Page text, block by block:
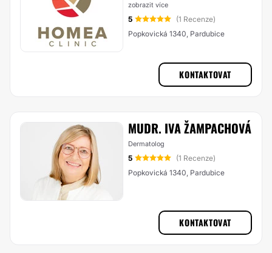
zobrazit více
5
(1 Recenze)
Popkovická 1340, Pardubice
KONTAKTOVAT
MUDR. IVA ŽAMPACHOVÁ
Dermatolog
5
(1 Recenze)
Popkovická 1340, Pardubice
KONTAKTOVAT